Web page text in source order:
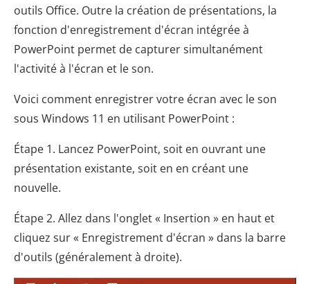
outils Office. Outre la création de présentations, la
fonction d'enregistrement d'écran intégrée à
PowerPoint permet de capturer simultanément
l'activité à l'écran et le son.
Voici comment enregistrer votre écran avec le son
sous Windows 11 en utilisant PowerPoint :
Étape 1. Lancez PowerPoint, soit en ouvrant une
présentation existante, soit en en créant une
nouvelle.
Étape 2. Allez dans l'onglet « Insertion » en haut et
cliquez sur « Enregistrement d'écran » dans la barre
d'outils (généralement à droite).